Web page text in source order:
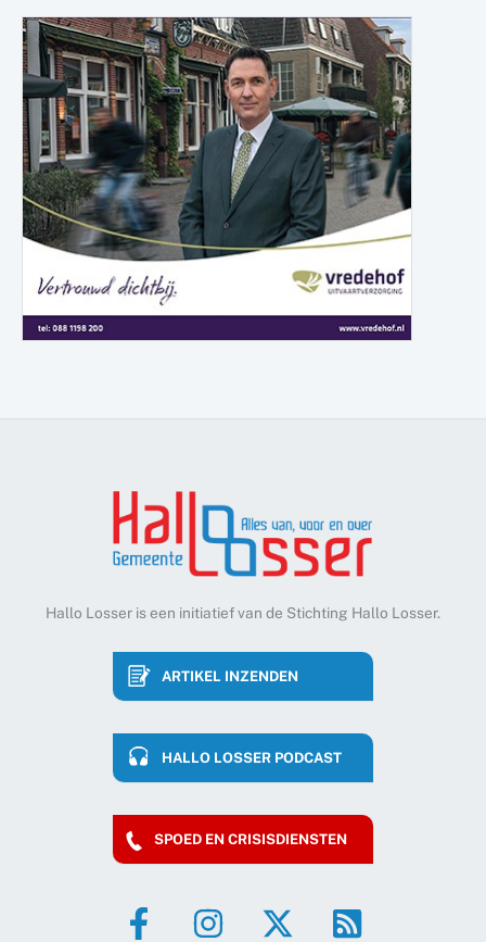
Hallo Losser is een initiatief van de Stichting Hallo Losser.
ARTIKEL INZENDEN
HALLO LOSSER PODCAST
SPOED EN CRISISDIENSTEN